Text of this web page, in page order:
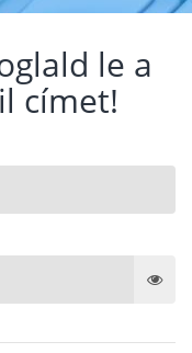
le a
címet!